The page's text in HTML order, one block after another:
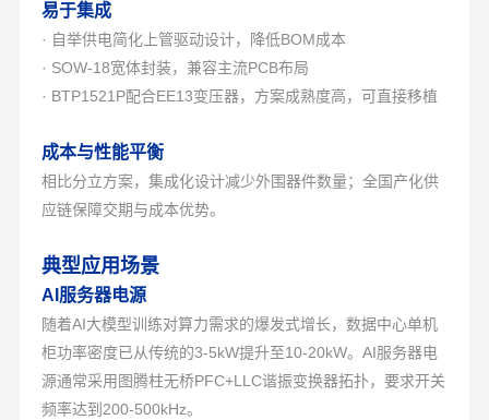
易于集成
· 自举供电简化上管驱动设计，降低BOM成本
· SOW-18宽体封装，兼容主流PCB布局
· BTP1521P配合EE13变压器，方案成熟度高，可直接移植
成本与性能平衡
相比分立方案，集成化设计减少外围器件数量；全国产化供
应链保障交期与成本优势。
典型应用场景
AI服务器电源
随着AI大模型训练对算力需求的爆发式增长，数据中心单机
柜功率密度已从传统的3-5kW提升至10-20kW。AI服务器电
源通常采用图腾柱无桥PFC+LLC谐振变换器拓扑，要求开关
频率达到200-500kHz。